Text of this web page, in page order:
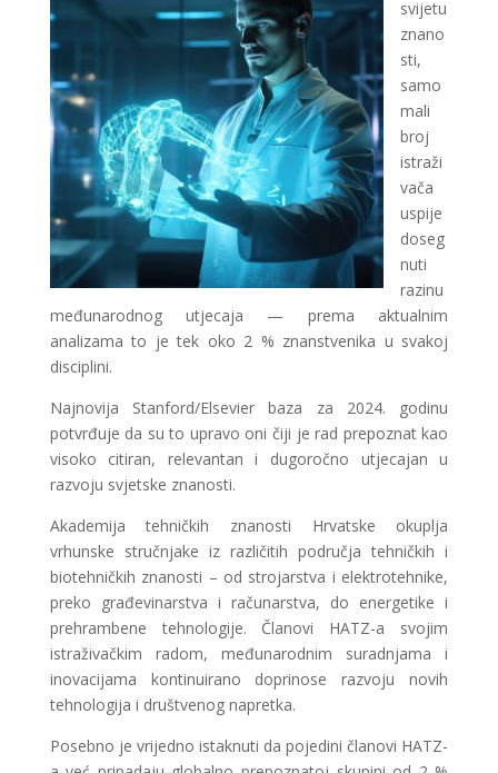
svijetu
znano
sti,
samo
mali
broj
istraži
vača
uspije
doseg
nuti
razinu
međunarodnog utjecaja — prema aktualnim
analizama to je tek oko 2 % znanstvenika u svakoj
disciplini.
Najnovija Stanford/Elsevier baza za 2024. godinu
potvrđuje da su to upravo oni čiji je rad prepoznat kao
visoko citiran, relevantan i dugoročno utjecajan u
razvoju svjetske znanosti.
Akademija tehničkih znanosti Hrvatske okuplja
vrhunske stručnjake iz različitih područja tehničkih i
biotehničkih znanosti – od strojarstva i elektrotehnike,
preko građevinarstva i računarstva, do energetike i
prehrambene tehnologije. Članovi HATZ-a svojim
istraživačkim radom, međunarodnim suradnjama i
inovacijama kontinuirano doprinose razvoju novih
tehnologija i društvenog napretka.
Posebno je vrijedno istaknuti da pojedini članovi HATZ-